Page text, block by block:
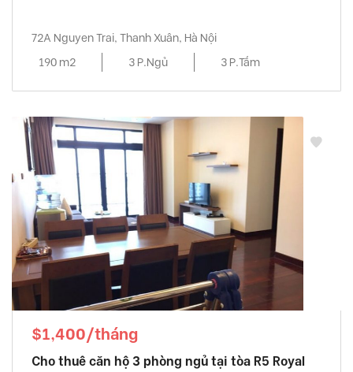
72A Nguyen Trai, Thanh Xuân, Hà Nội
190 m2
3 P.Ngủ 3 P.Tắm
$1,400/tháng
Cho thuê căn hộ 3 phòng ngủ tại tòa R5 Royal